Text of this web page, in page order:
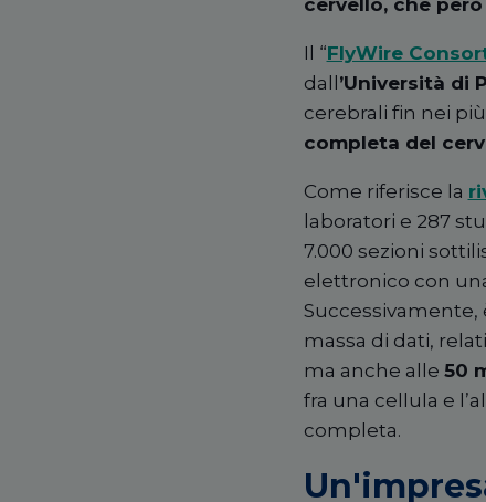
cervello, che
Il “FlyWire
dall ’Università di
cerebrali fin nei
completa del
Come riferisce la
laboratori e 287
7.000 sezioni
elettronico con
Successivamente,
massa di dati,
ma anche a lle 50
fra una cellula e l ’
completa.